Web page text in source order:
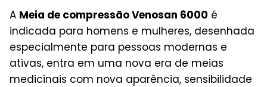
A Meia de compressão Venosan 6000 é
indicada para homens e mulheres, desenhada
especialmente para pessoas modernas e
ativas, entra em uma nova era de meias
medicinais com nova aparência, sensibilidade